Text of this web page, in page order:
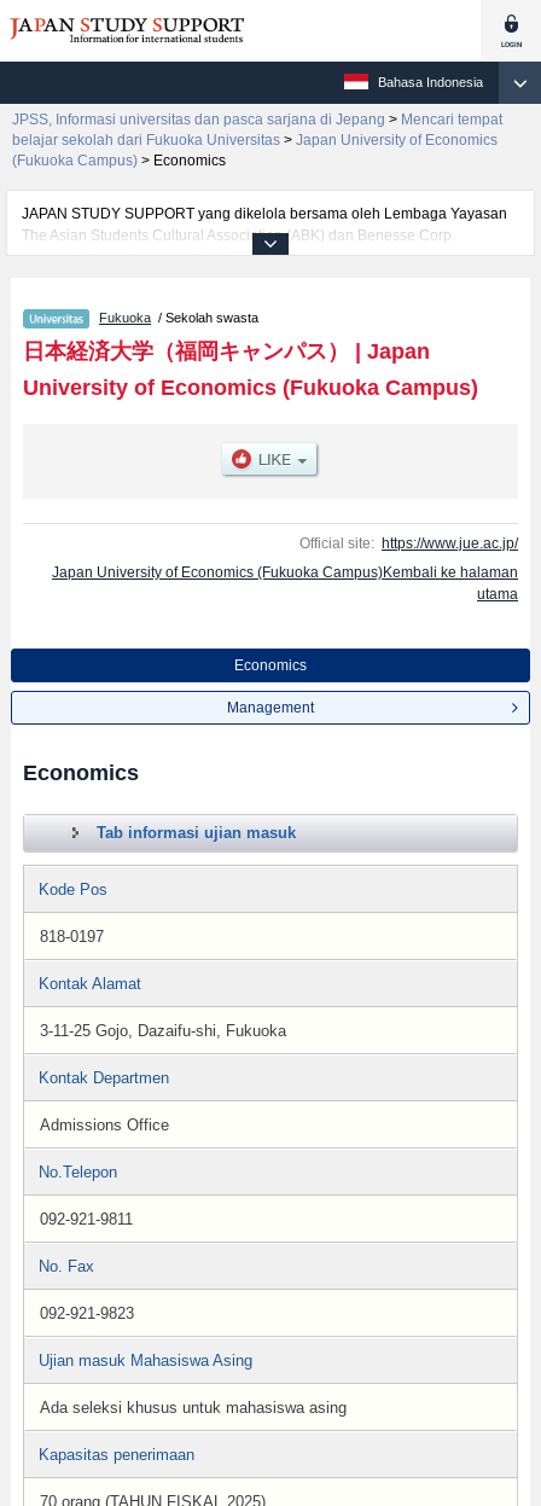
Bahasa Indonesia
JPSS, Informasi universitas dan pasca sarjana di Jepang > Mencari tempat
belajar sekolah dari Fukuoka Universitas > Japan University of Economics
(Fukuoka Campus) > Economics
JAPAN STUDY SUPPORT yang dikelola bersama oleh Lembaga Yayasan
The Asian Students Cultural Association (ABK) dan Benesse Corp.
menyediakan informasi sekitar 1300 universitas, pascasarjana, universitas
Campus), mencakup informasi per fakultas seperti Fakultas
EconomicsatauFakultas Management, serta berbagai informasi yang
berguna bagi mahasiswa(i) mancanegara seperti kuota untuk jumlah
pendaftar dan jumlah kelulusan ujian masuk mahasiswa(i) mancanegara,
Fukuoka / Sekolah swasta
日本経済大学（福岡キャンパス）
Japan
University of Economics (Fukuoka Campus)
Official site: https://www.jue.ac.jp/
Japan University of Economics (Fukuoka Campus)Kembali ke halaman
utama
Economics
Management
Economics
Tab informasi ujian masuk
Kode Pos
818-0197
Kontak Alamat
3-11-25 Gojo, Dazaifu-shi, Fukuoka
Kontak Departmen
Admissions Office
No.Telepon
092-921-9811
No. Fax
092-921-9823
Ujian masuk Mahasiswa Asing
Ada seleksi khusus untuk mahasiswa asing
Kapasitas penerimaan
70 orang (TAHUN FISKAL 2025)